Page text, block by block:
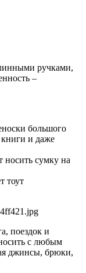
ручками,
–
большого
книги и даже
носить сумку на
тоут
поездок и
с любым
джинсы, брюки,